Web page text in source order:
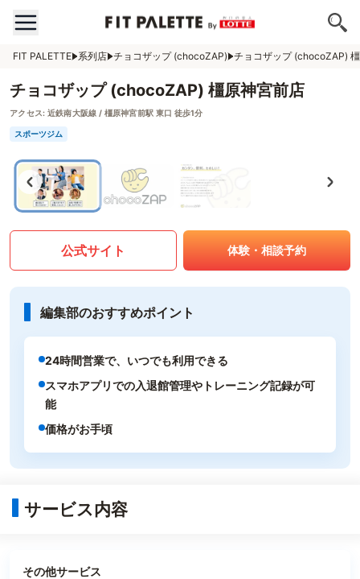
FIT PALETTE 系列店 チョコザップ (chocoZAP) チョコザップ (chocoZAP)
チョコザップ (chocoZAP) 橿原神宮前店
アクセス: 近鉄南大阪線 / 橿原神宮前駅 東口 徒歩1分
スポーツジム
公式サイト 体験・相談予約
編集部のおすすめポイント
24時間営業で、いつでも利用できる
スマホアプリでの入退館管理やトレーニング記録が可
能
価格がお手頃
サービス内容
その他サービス